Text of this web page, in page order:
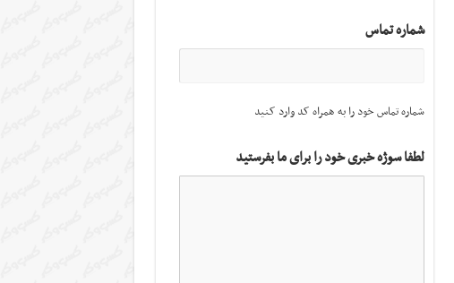
شماره تماس
شماره تماس خود را به همراه کد وارد کنید
لطفا سوژه خبری خود را برای ما بفرستید